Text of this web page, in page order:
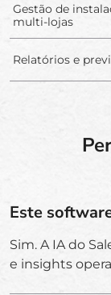
Gestão de
multi-lojas
Relatórios e
Este
Sim. A IA do
e insights